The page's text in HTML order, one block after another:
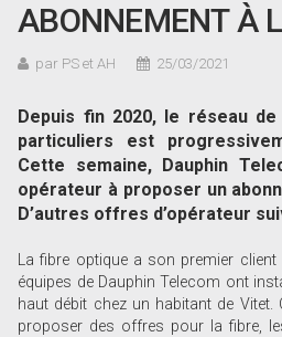
ABONNEMENT À
par PS et AH 25/03/2021
Depuis fin 2020, le réseau
particuliers est
Cette semaine, Dauphin
opérateur à proposer un
D’autres offres d’opérateur
La fibre optique a son premier
équipes de Dauphin Telecom ont
haut débit chez un habitant de Vitet.
proposer des offres pour la fibre,